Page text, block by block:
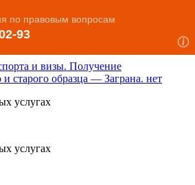
и визы. Получение
и старого образца — Заграна. нет
услугах
услугах